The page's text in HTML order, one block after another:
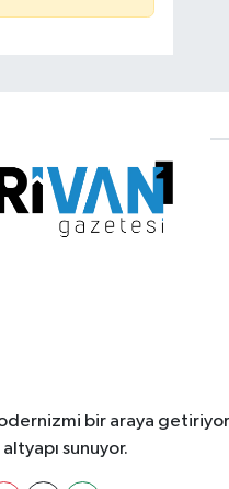
bir araya
sunuyor.